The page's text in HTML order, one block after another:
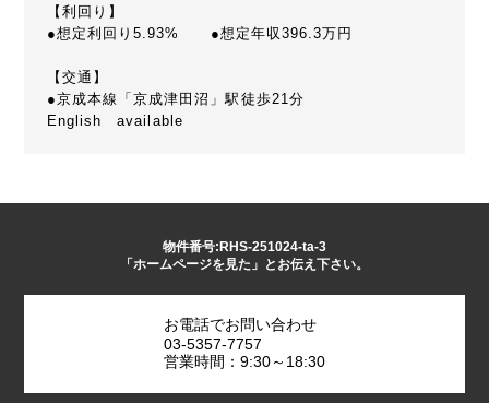
【利回り】
●想定利回り5.93% ●想定年収396.3万円
【交通】
●京成本線「京成津田沼」駅徒歩21分
English available
物件番号:RHS-251024-ta-3
「ホームページを見た」とお伝え下さい。
お電話でお問い合わせ
03-5357-7757
営業時間：9:30～18:30